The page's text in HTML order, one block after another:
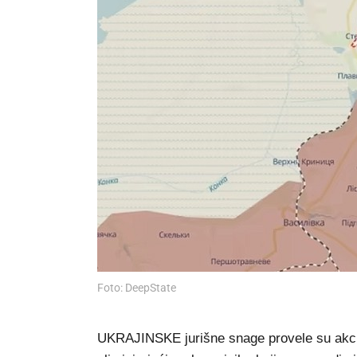
Foto: DeepState
UKRAJINSKE jurišne snage provele su